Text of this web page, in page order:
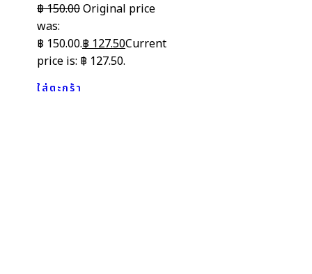
฿150.00Original price
was:
฿ 150.00.฿127.50Current
price is: ฿ 127.50.
ใส่ตะกร้า